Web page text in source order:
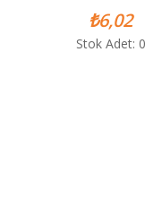
₺6,02
Stok Adet: 0